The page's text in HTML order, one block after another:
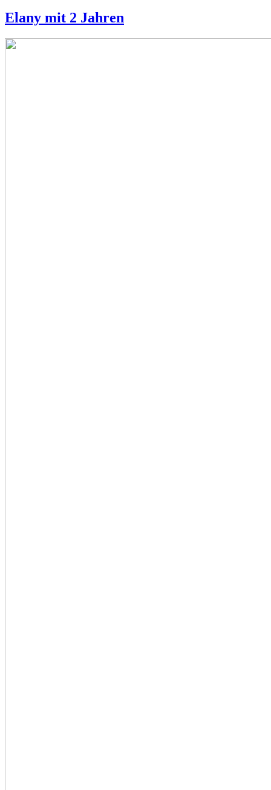
Elany mit 2 Jahren